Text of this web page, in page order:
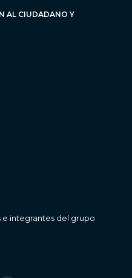
AL CIUDADANO Y
e integrantes del grupo